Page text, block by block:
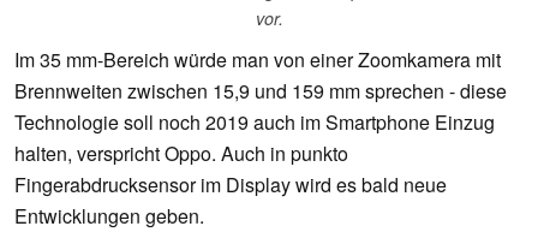
vor.
Im 35 mm-Bereich würde man von einer Zoomkamera mit
Brennweiten zwischen 15,9 und 159 mm sprechen - diese
Technologie soll noch 2019 auch im Smartphone Einzug
halten, verspricht Oppo. Auch in punkto
Fingerabdrucksensor im Display wird es bald neue
Entwicklungen geben.